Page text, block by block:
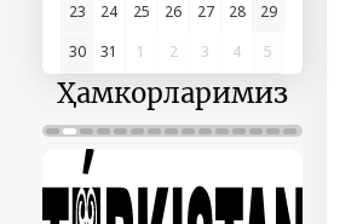
23
24 25 26 27 28
29
30
31 1 2 3 4 5
Ҳамкорларимиз